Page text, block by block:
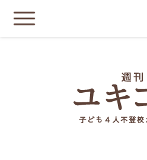
子ども４人不登